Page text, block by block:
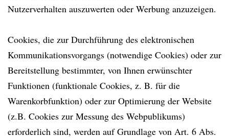
Nutzerverhalten auszuwerten oder Werbung anzuzeigen.
Cookies, die zur Durchführung des elektronischen
Kommunikationsvorgangs (notwendige Cookies) oder zur
Bereitstellung bestimmter, von Ihnen erwünschter
Funktionen (funktionale Cookies, z. B. für die
Warenkorbfunktion) oder zur Optimierung der Website
(z.B. Cookies zur Messung des Webpublikums)
erforderlich sind, werden auf Grundlage von Art. 6 Abs.